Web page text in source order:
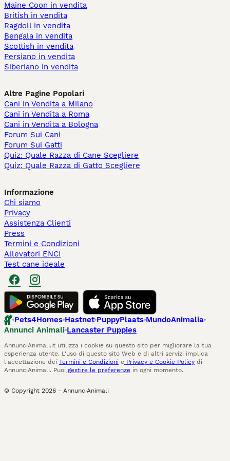
Maine Coon in vendita
British in vendita
Ragdoll in vendita
Bengala in vendita
Scottish in vendita
Persiano in vendita
Siberiano in vendita
Altre Pagine Popolari
Cani in Vendita a Milano
Cani in Vendita a Roma
Cani in Vendita a Bologna
Forum Sui Cani
Forum Sui Gatti
Quiz: Quale Razza di Cane Scegliere
Quiz: Quale Razza di Gatto Scegliere
Informazione
Chi siamo
Privacy
Assistenza Clienti
Press
Termini e Condizioni
Allevatori ENCI
Test cane ideale
Pets4Homes Hastnet PuppyPlaats MundoAnimalia
Annunci Animali Lancaster Puppies
AnnunciAnimali.it utilizza i cookie su questo sito per migliorare la tua
esperienza utente. L'uso di questo sito Web e di altri servizi implica
l'accettazione dei Termini e Condizioni e Privacy e Cookie Policy di
AnnunciAnimali. Puoi gestire le preferenze in ogni momento.
© Copyright 2026 - AnnunciAnimali